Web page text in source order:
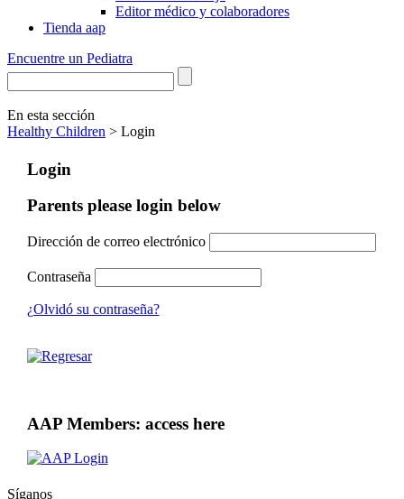
Editor médico y colaboradores
Tienda aap
Encuentre un Pediatra
En esta sección
Healthy Children > Login
Login
Parents please login below
Dirección de correo electrónico
Contraseña
¿Olvidó su contraseña?
AAP Members: access here
Síganos